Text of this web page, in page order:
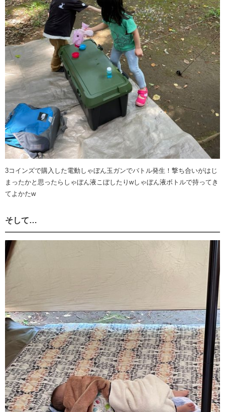
3コインズで購入した電動しゃぼん玉ガンでバトル発生！撃ち合いがはじ
まったかと思ったらしゃぼん液こぼしたりwしゃぼん液ボトルで持ってき
てよかたw
そして…